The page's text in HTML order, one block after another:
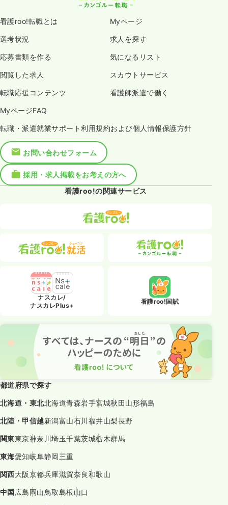
看護roo!転職とは Myページ
選考状況 求人を探す
応募書類を作る 気になるリスト
閲覧した求人 スカウトサービス
転職応援コンテンツ 看護師派遣で働く
MyページFAQ
転職・派遣就業サポート利用規約および個人情報保護方針
お問い合わせフォーム
採用・求人掲載をお考えの方へ
看護roo!の関連サービス
ナスカレ/
ナスカレPlus+
看護roo!国試
都道府県で探す
北海道・東北北海道青森岩手宮城秋田山形福島
北陸・甲信越新潟富山石川福井山梨長野
関東東京神奈川埼玉千葉茨城栃木群馬
東海愛知岐阜静岡三重
関西大阪京都兵庫滋賀奈良和歌山
中国広島岡山鳥取島根山口